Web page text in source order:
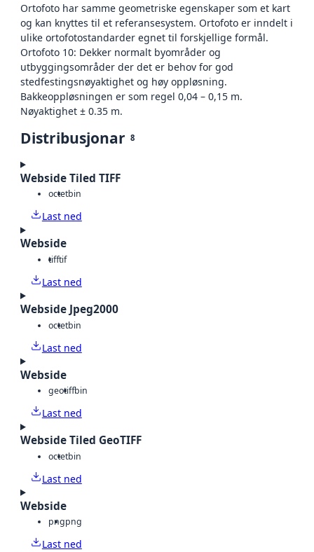
Ortofoto har samme geometriske egenskaper som et kart
og kan knyttes til et referansesystem. Ortofoto er inndelt i
ulike ortofotostandarder egnet til forskjellige formål.
Ortofoto 10: Dekker normalt byområder og
utbyggingsområder der det er behov for god
stedfestingsnøyaktighet og høy oppløsning.
Bakkeoppløsningen er som regel 0,04 – 0,15 m.
Nøyaktighet ± 0.35 m.
Distribusjonar 8
Webside Tiled TIFF
octetbin
Last ned
Webside
tifftif
Last ned
Webside Jpeg2000
octetbin
Last ned
Webside
geotiffbin
Last ned
Webside Tiled GeoTIFF
octetbin
Last ned
Webside
pngpng
Last ned